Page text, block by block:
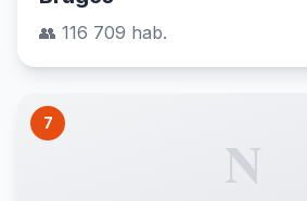
👥 116 709 hab.
7
N